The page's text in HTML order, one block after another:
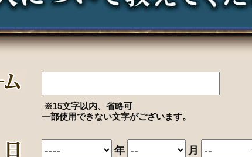
※15文字以内、省略可
一部使用できない文字がございます。
年
月